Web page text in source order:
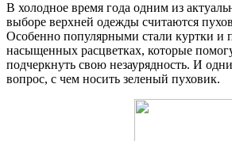
В холодное время года одним из
выборе верхней одежды считаются
Особенно популярными стали куртки и
насыщенных расцветках, которые
подчеркнуть свою незаурядность. И
вопрос, с чем носить зеленый пуховик.